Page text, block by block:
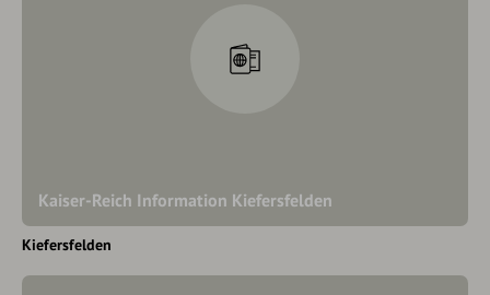
Kaiser-Reich Information Kiefersfelden
Kiefersfelden